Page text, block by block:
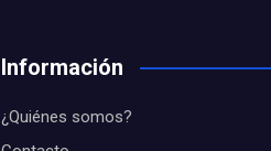
Información
¿Quiénes somos?